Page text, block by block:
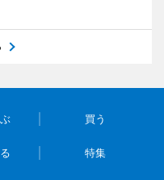
買う
特集